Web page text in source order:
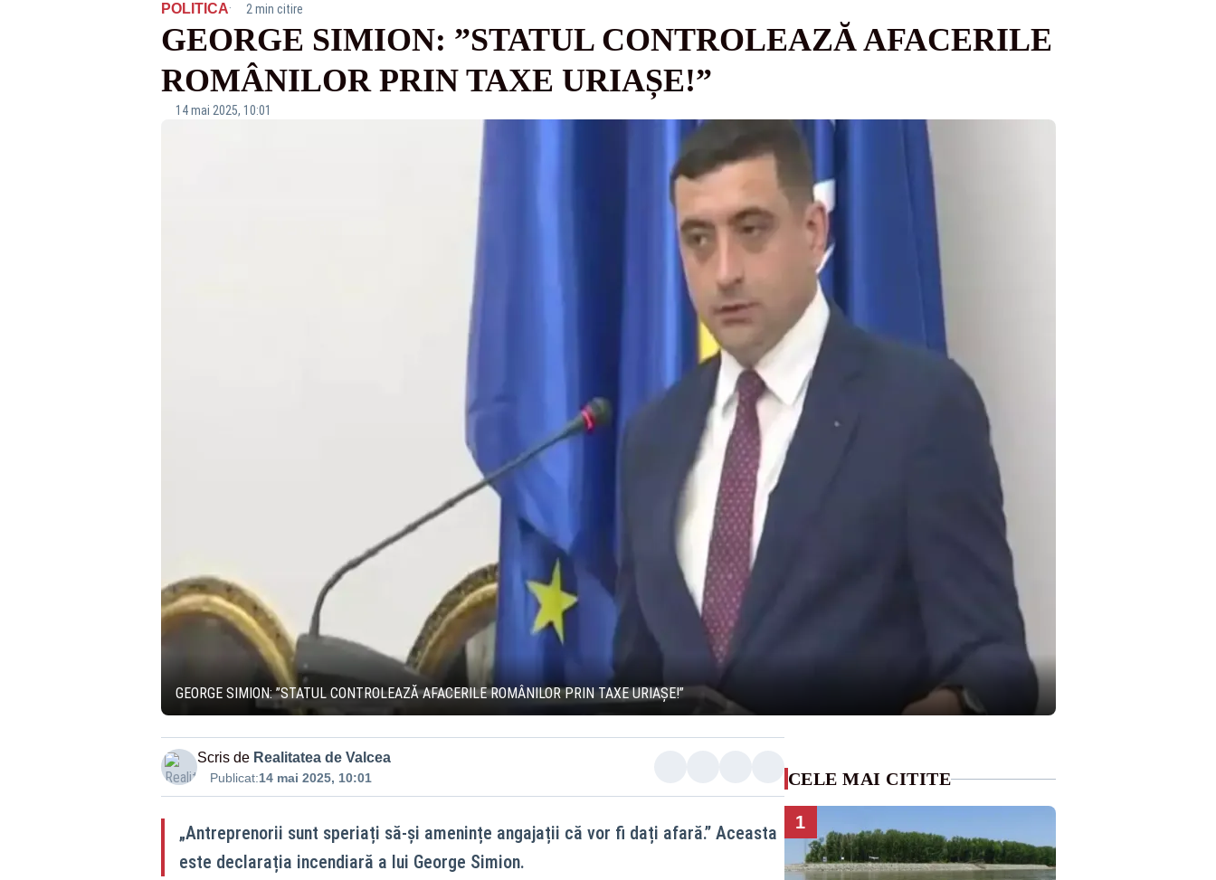
POLITICA· 2 min citire
GEORGE SIMION: ”STATUL CONTROLEAZĂ AFACERILE
ROMÂNILOR PRIN TAXE URIAȘE!”
14 mai 2025, 10:01
GEORGE SIMION: ”STATUL CONTROLEAZĂ AFACERILE ROMÂNILOR PRIN TAXE URIAȘE!”
Scris de Realitatea de Valcea
Publicat:14 mai 2025, 10:01
„Antreprenorii sunt speriați să-și amenințe angajații că vor fi dați afară.” Aceasta
este declarația incendiară a lui George Simion.
CELE MAI CITITE
1